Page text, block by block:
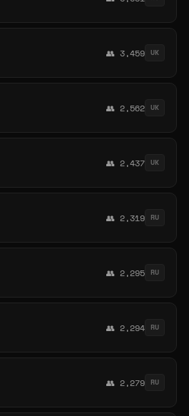
👥 3,459 UK
👥 2,562 UK
👥 2,437 UK
👥 2,319 RU
👥 2,295 RU
👥 2,294 RU
👥 2,279 RU